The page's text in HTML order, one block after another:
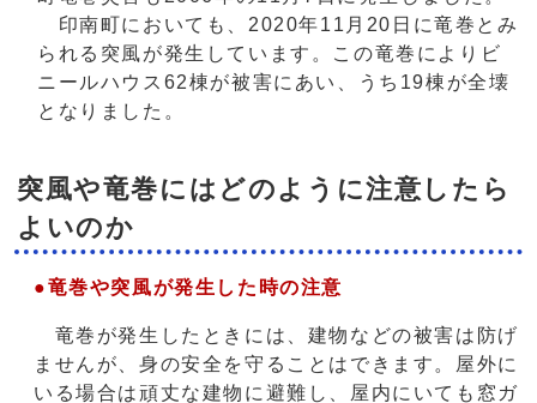
印南町においても、2020年11月20日に竜巻とみ
られる突風が発生しています。この竜巻によりビ
ニールハウス62棟が被害にあい、うち19棟が全壊
となりました。
突風や竜巻にはどのように注意したら
よいのか
●竜巻や突風が発生した時の注意
竜巻が発生したときには、建物などの被害は防げ
ませんが、身の安全を守ることはできます。屋外に
いる場合は頑丈な建物に避難し、屋内にいても窓ガ